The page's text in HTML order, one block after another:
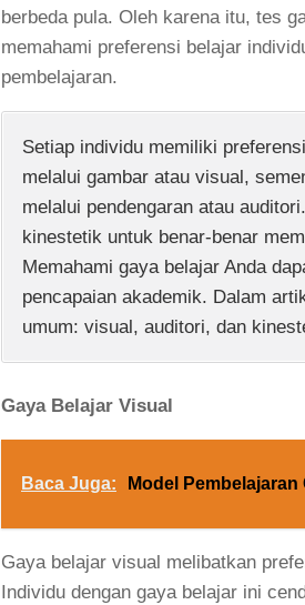
berbeda pula. Oleh karena itu, tes
memahami preferensi belajar
pembelajaran.
Setiap individu memiliki
melalui gambar atau visual,
melalui pendengaran atau
kinestetik untuk benar-benar
Memahami gaya belajar Anda
pencapaian akademik. Dalam
umum: visual, auditori, dan
Gaya Belajar Visual
Baca Juga: Model
Gaya belajar visual melibatkan
Individu dengan gaya belajar ini